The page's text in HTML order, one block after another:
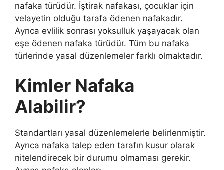
nafaka türüdür. İştirak nafakası, çocuklar için
velayetin olduğu tarafa ödenen nafakadır.
Ayrıca evlilik sonrası yoksulluk yaşayacak olan
eşe ödenen nafaka türüdür. Tüm bu nafaka
türlerinde yasal düzenlemeler farklı olmaktadır.
Kimler Nafaka
Alabilir?
Standartları yasal düzenlemelerle belirlenmiştir.
Ayrıca nafaka talep eden tarafın kusur olarak
nitelendirecek bir durumu olmaması gerekir.